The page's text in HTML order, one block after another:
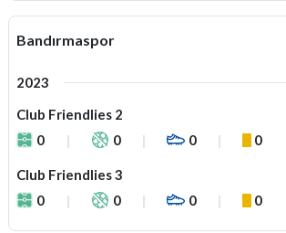
Bandırmaspor
2023
Club Friendlies 2
0
0 0 0
Club Friendlies 3
0
0 0 0